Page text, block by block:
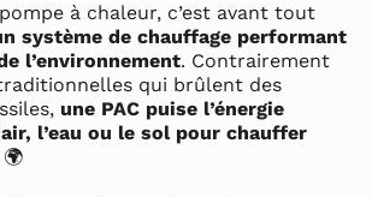
à chaleur, c’est avant tout
système de chauffage performant
l’environnement. Contrairement
qui brûlent des
une PAC puise l’énergie
l’eau ou le sol pour chauffer
🌍